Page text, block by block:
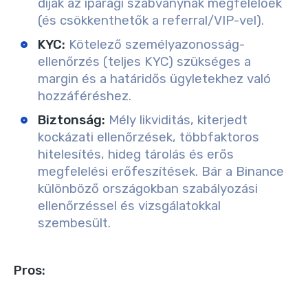
díjak az iparági szabványnak megfelelőek
(és csökkenthetők a referral/VIP-vel).
KYC: Kötelező személyazonosság-
ellenőrzés (teljes KYC) szükséges a
margin és a határidős ügyletekhez való
hozzáféréshez.
Biztonság: Mély likviditás, kiterjedt
kockázati ellenőrzések, többfaktoros
hitelesítés, hideg tárolás és erős
megfelelési erőfeszítések. Bár a Binance
különböző országokban szabályozási
ellenőrzéssel és vizsgálatokkal
szembesült.
Pros: